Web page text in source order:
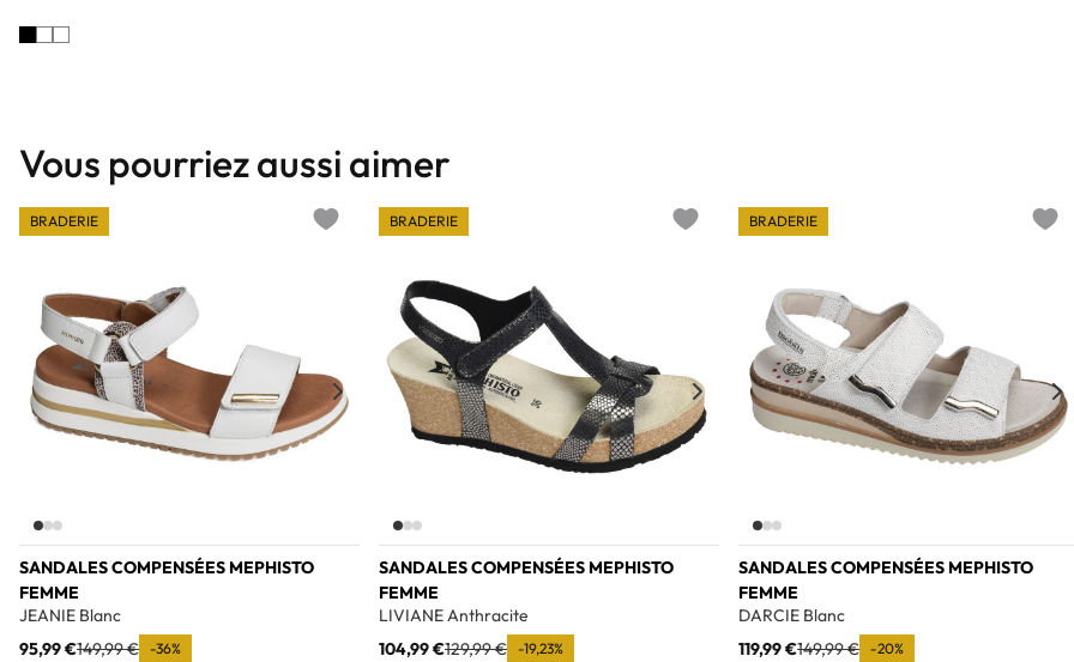
Vous pourriez aussi aimer
SANDALES COMPENSÉES MEPHISTO
FEMME
JEANIE Blanc
95,99 €149,99 € -36%
BRADERIE
SANDALES COMPENSÉES MEPHISTO
FEMME
LIVIANE Anthracite
104,99 €129,99 € -19,23%
BRADERIE
SANDALES COMPENSÉES MEPHISTO
FEMME
DARCIE Blanc
119,99 €149,99 € -20%
BRADERIE